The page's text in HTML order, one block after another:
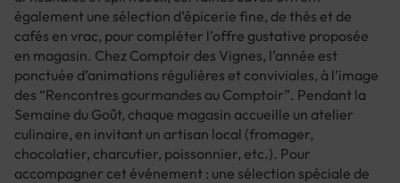
également une sélection d’épicerie fine, de thés et de
cafés en vrac, pour compléter l’offre gustative proposée
en magasin. Chez Comptoir des Vignes, l’année est
ponctuée d’animations régulières et conviviales, à l’image
des “Rencontres gourmandes au Comptoir”. Pendant la
Semaine du Goût, chaque magasin accueille un atelier
culinaire, en invitant un artisan local (fromager,
chocolatier, charcutier, poissonnier, etc.). Pour
accompagner cet événement : une sélection spéciale de